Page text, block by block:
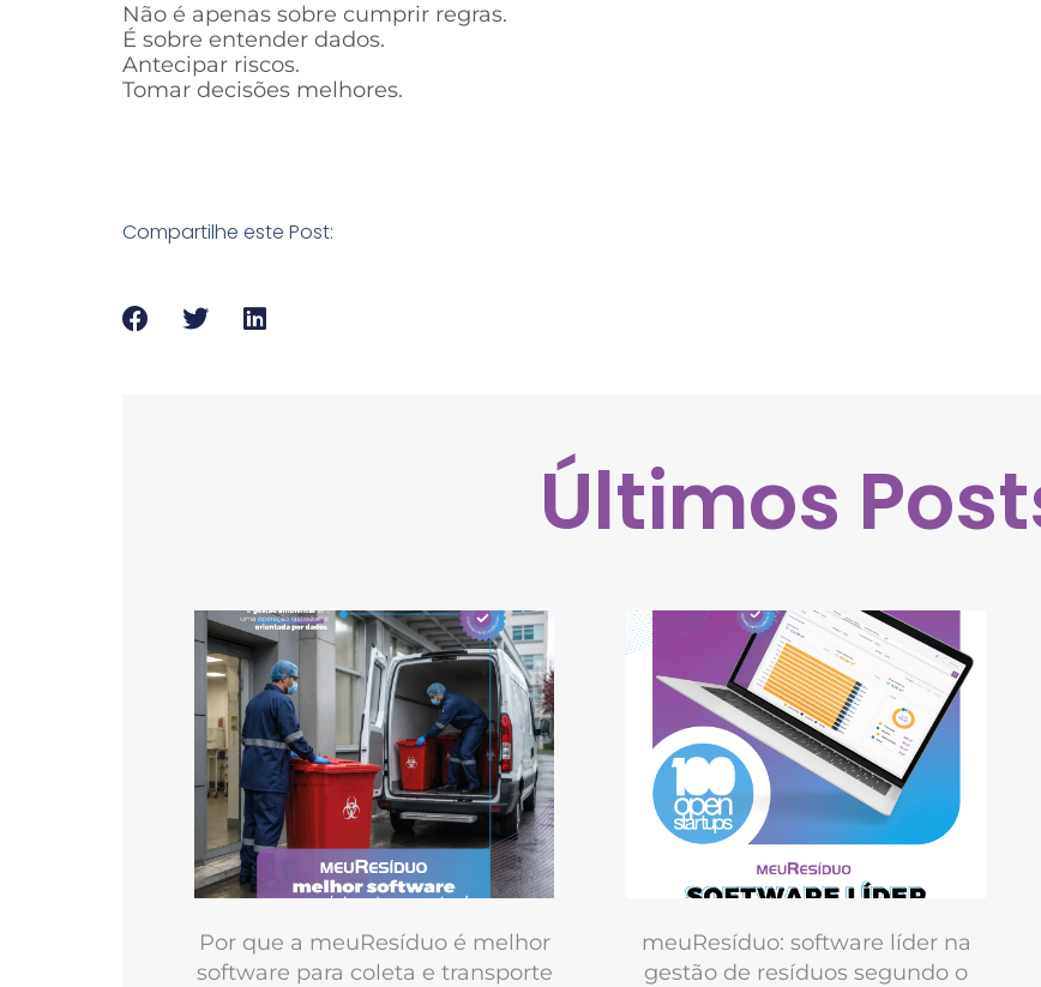
Não é apenas sobre cumprir regras.
É sobre entender dados.
Antecipar riscos.
Tomar decisões melhores.
Compartilhe este Post:
Últimos
Por que a meuResíduo é melhor
software para coleta e transporte
meuResíduo: software líder na
gestão de resíduos segundo o